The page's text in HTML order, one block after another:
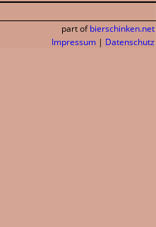
part of bierschinken.net
Impressum | Datenschutz